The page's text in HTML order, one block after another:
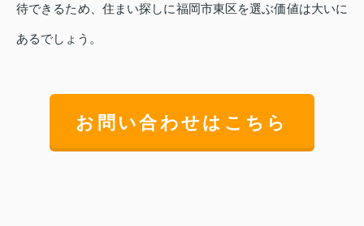
待できるため、住まい探しに福岡市東区を選ぶ価値は大いに
あるでしょう。
お問い合わせはこちら